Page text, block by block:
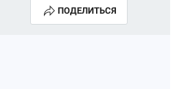
ПОДЕЛИТЬСЯ